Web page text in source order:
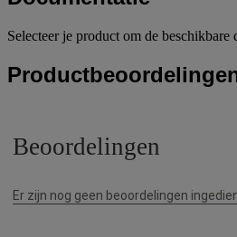
Selecteer je product om de beschikbare